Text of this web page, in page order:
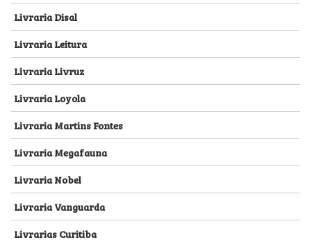
Livraria Disal
Livraria Leitura
Livraria Livruz
Livraria Loyola
Livraria Martins Fontes
Livraria Megafauna
Livraria Nobel
Livraria Vanguarda
Livrarias Curitiba